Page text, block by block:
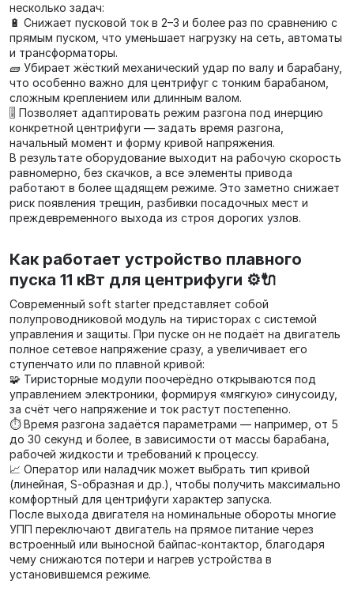
несколько задач:
🔋 Снижает пусковой ток в 2–3 и более раз по сравнению с
прямым пуском, что уменьшает нагрузку на сеть, автоматы
и трансформаторы.
🧱 Убирает жёсткий механический удар по валу и барабану,
что особенно важно для центрифуг с тонким барабаном,
сложным креплением или длинным валом.
🎚 Позволяет адаптировать режим разгона под инерцию
конкретной центрифуги — задать время разгона,
начальный момент и форму кривой напряжения.
В результате оборудование выходит на рабочую скорость
равномерно, без скачков, а все элементы привода
работают в более щадящем режиме. Это заметно снижает
риск появления трещин, разбивки посадочных мест и
преждевременного выхода из строя дорогих узлов.
Как работает устройство плавного
пуска 11 кВт для центрифуги ⚙️🔌
Современный soft starter представляет собой
полупроводниковой модуль на тиристорах с системой
управления и защиты. При пуске он не подаёт на двигатель
полное сетевое напряжение сразу, а увеличивает его
ступенчато или по плавной кривой:
🧩 Тиристорные модули поочерёдно открываются под
управлением электроники, формируя «мягкую» синусоиду,
за счёт чего напряжение и ток растут постепенно.
⏱ Время разгона задаётся параметрами — например, от 5
до 30 секунд и более, в зависимости от массы барабана,
рабочей жидкости и требований к процессу.
📈 Оператор или наладчик может выбрать тип кривой
(линейная, S‑образная и др.), чтобы получить максимально
комфортный для центрифуги характер запуска.
После выхода двигателя на номинальные обороты многие
УПП переключают двигатель на прямое питание через
встроенный или выносной байпас‑контактор, благодаря
чему снижаются потери и нагрев устройства в
установившемся режиме.